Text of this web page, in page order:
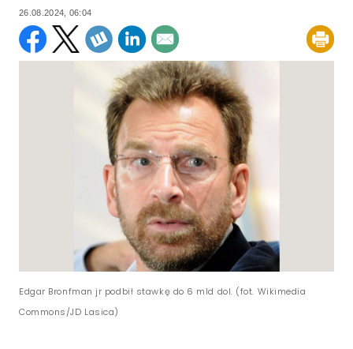
26.08.2024, 06:04
Edgar Bronfman jr podbił stawkę do 6 mld dol. (fot. Wikimedia
Commons/JD Lasica)